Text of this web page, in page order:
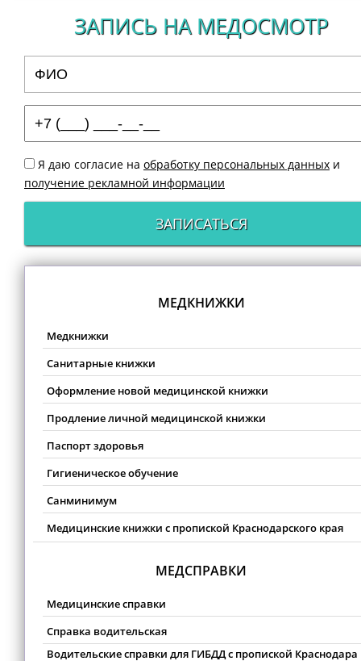
ЗАПИСЬ НА МЕДОСМОТР
Я даю согласие на обработку персональных данных и
получение рекламной информации
ЗАПИСАТЬСЯ
МЕДКНИЖКИ
Медкнижки
Санитарные книжки
Оформление новой медицинской книжки
Продление личной медицинской книжки
Паспорт здоровья
Гигиеническое обучение
Санминимум
Медицинские книжки с пропиской Краснодарского края
МЕДСПРАВКИ
Медицинские справки
Справка водительская
Водительские справки для ГИБДД с пропиской Краснодара